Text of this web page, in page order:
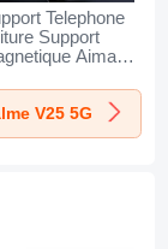
Telephone
Support
Aimant
BS1 pour
V25 5G
V25 5G